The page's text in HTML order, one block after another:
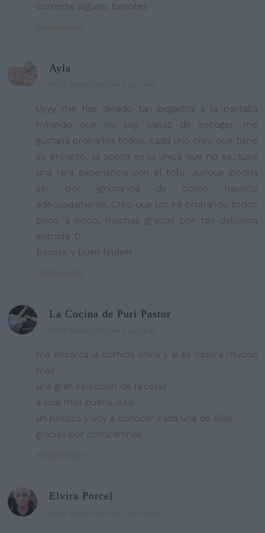
comerse alguno, besotes
Responder
Ayla
Uyyy me has dejado tan pegadita a la pantalla
mirando que no soy capaz de escoger, me
gustaría probarlos todos, cada uno creo que tiene
su encanto, la sopita es la única que no se....tuve
una rara experiencia con el tofu, aunque podría
ser por ignorancia de como hacerlo
adecuadamente. Creo que los iré probando todos
poco a poco, muchas gracias por tan deliciosa
entrada :D
Besote y buen finde!!!!
Responder
La Cocina de Puri Pastor
me encanta la comida china y si es casera mucho
más
una gran selección de recetas
a cual mas buena Julia
un besazo y voy a conocer cada una de ellas
gracias por compartirlas
Responder
Elvira Porcel